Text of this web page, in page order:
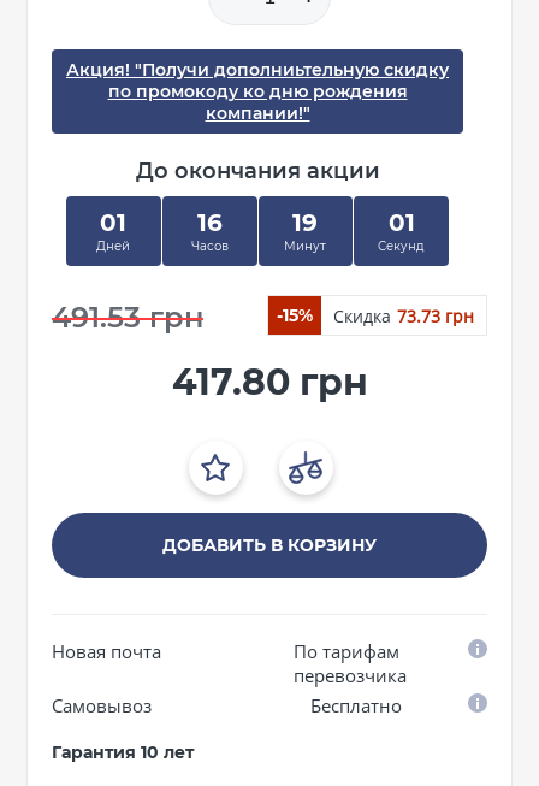
Акция! "Получи дополниьтельную скидку
по промокоду ко дню рождения
компании!"
До окончания акции
01
Дней
16
Часов
19
Минут
01
Секунд
491.53 грн -15% Скидка 73.73 грн
417.80 грн
ДОБАВИТЬ В КОРЗИНУ
Новая почта
По тарифам
перевозчика
Самовывоз
Бесплатно
Гарантия 10 лет